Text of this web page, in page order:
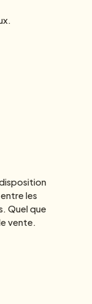
les
Quel que
vente.